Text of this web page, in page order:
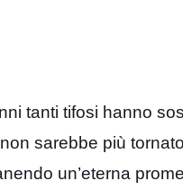
tanti tifosi hanno
non sarebbe più
un’eterna